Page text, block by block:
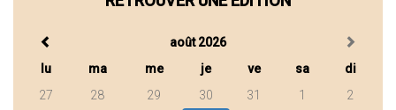
août 2026
lu
ma me je ve sa
di
27
28 29 30 31 1 2